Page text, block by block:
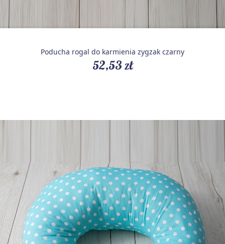
Poducha rogal do karmienia zygzak czarny
52,53 zł